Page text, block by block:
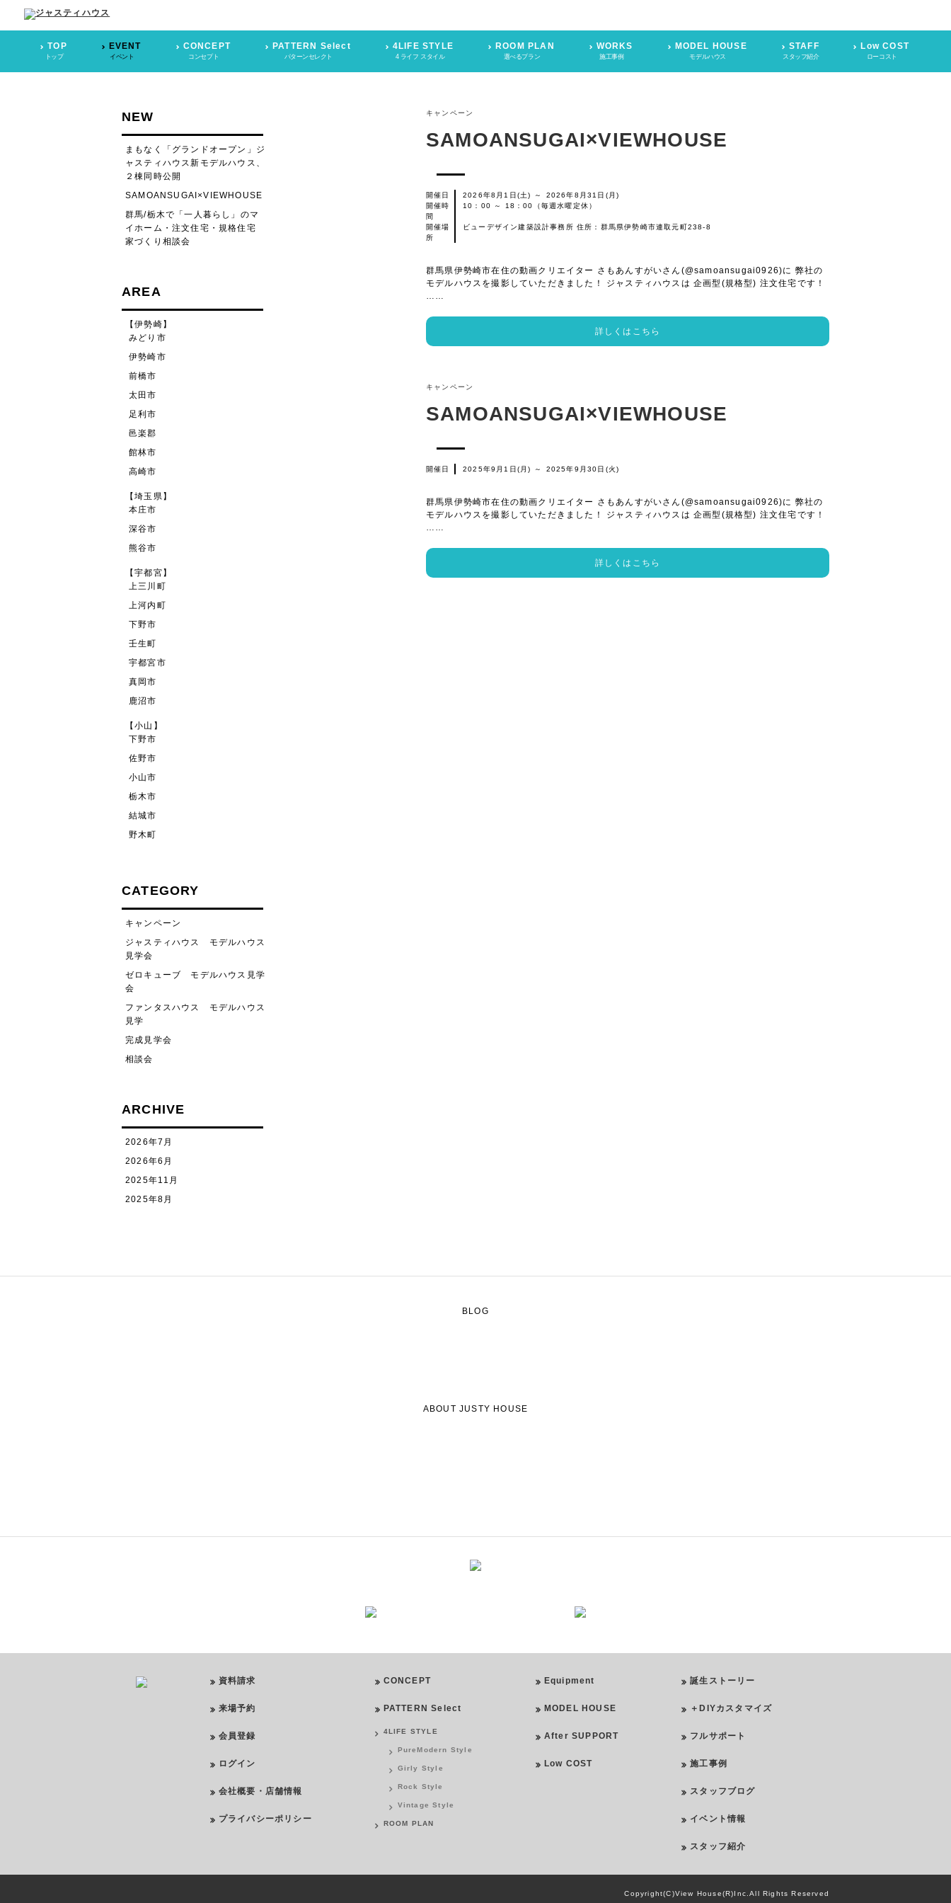
TOP
トップ
EVENT
イベント
CONCEPT
コンセプト
PATTERN Select
パターンセレクト
4LIFE STYLE
4 ライフ スタイル
ROOM PLAN
選べるプラン
WORKS
施工事例
MODEL HOUSE
モデルハウス
STAFF
スタッフ紹介
Low COST
ローコスト
キャンペーン
SAMOANSUGAI×VIEWHOUSE
開催日 2026年8月1日(土) ～
2026年8月31日(月)
開催時
間
10：00 ～ 18：00（毎週水曜定休）
開催場
所
ビューデザイン建築設計事務所 住所：群馬県伊勢崎市連取元町238-8
群馬県伊勢崎市在住の動画クリエイター さもあんすがいさん(@samoansugai0926)に 弊社の
モデルハウスを撮影していただきました！ ジャスティハウスは 企画型(規格型) 注文住宅です！
……
詳しくはこちら
キャンペーン
SAMOANSUGAI×VIEWHOUSE
開催日 2025年9月1日(月) ～ 2025年9月30日(火)
群馬県伊勢崎市在住の動画クリエイター さもあんすがいさん(@samoansugai0926)に 弊社の
モデルハウスを撮影していただきました！ ジャスティハウスは 企画型(規格型) 注文住宅です！
……
詳しくはこちら
NEW
まもなく「グランドオープン」ジ
ャスティハウス新モデルハウス、
２棟同時公開
SAMOANSUGAI×VIEWHOUSE
群馬/栃木で「一人暮らし」のマ
イホーム・注文住宅・規格住宅
家づくり相談会
AREA
【伊勢崎】
みどり市
伊勢崎市
前橋市
太田市
足利市
邑楽郡
館林市
高崎市
【埼玉県】
本庄市
深谷市
熊谷市
【宇都宮】
上三川町
上河内町
下野市
壬生町
宇都宮市
真岡市
鹿沼市
【小山】
下野市
佐野市
小山市
栃木市
結城市
野木町
CATEGORY
キャンペーン
ジャスティハウス モデルハウス
見学会
ゼロキューブ モデルハウス見学
会
ファンタスハウス モデルハウス
見学
完成見学会
相談会
ARCHIVE
2026年7月
2026年6月
2025年11月
2025年8月
BLOG
ABOUT JUSTY HOUSE
資料請求
来場予約
会員登録
ログイン
会社概要・店舗情報
プライバシーポリシー
CONCEPT
PATTERN Select
4LIFE STYLE
PureModern Style
Girly Style
Rock Style
Vintage Style
ROOM PLAN
Equipment
MODEL HOUSE
After SUPPORT
Low COST
誕生ストーリー
＋DIYカスタマイズ
フルサポート
施工事例
スタッフブログ
イベント情報
スタッフ紹介
Copyright(C)View House(R)Inc.All Rights Reserved